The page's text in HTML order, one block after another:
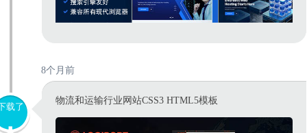
8个月前
载了
物流和运输行业网站CSS3 HTML5模板